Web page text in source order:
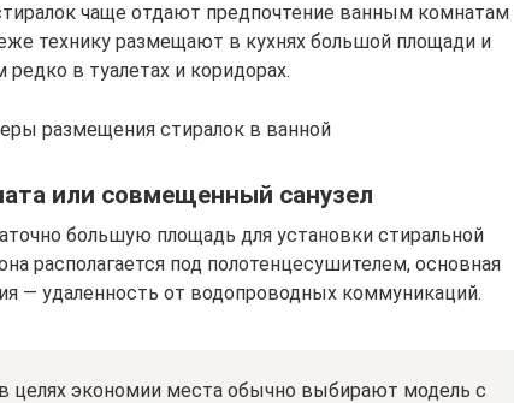
чаще отдают предпочтение ванным комнатам
технику размещают в кухнях большой площади и
редко в туалетах и коридорах.
размещения стиралок в ванной
или совмещенный санузел
большую площадь для установки стиральной
располагается под полотенцесушителем, основная
— удаленность от водопроводных коммуникаций.
целях экономии места обычно выбирают модель с